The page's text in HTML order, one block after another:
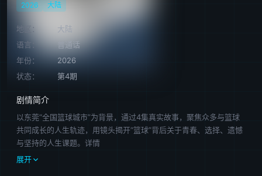
2026 大陆
地区：
大陆
语言：
普通话
年份：
2026
状态：
第4期
剧情简介
以东莞“全国篮球城市”为背景，通过4集真实故事，聚焦众多与篮球
共同成长的人生轨迹，用镜头揭开“篮球”背后关于青春、选择、遗憾
与坚持的人生课题。详情
展开